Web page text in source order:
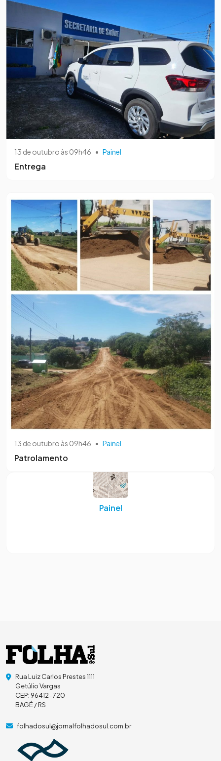
13 de outubro às 09h46 • Painel
Entrega
13 de outubro às 09h46 • Painel
Patrolamento
Painel
Rua Luiz Carlos Prestes 1111
Getúlio Vargas
CEP: 96412-720
BAGÉ / RS
folhadosul@jornalfolhadosul.com.br